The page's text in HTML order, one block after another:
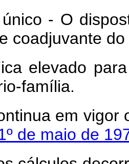
- O
coadjuvante
elevado
família.
em
de maio de